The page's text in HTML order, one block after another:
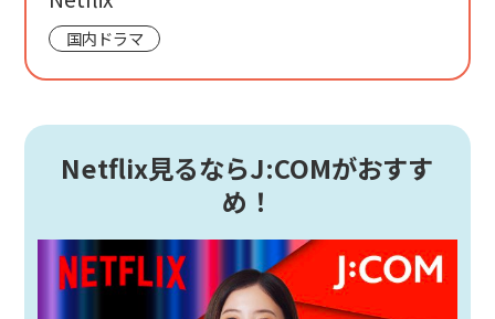
国内ドラマ
Netflix見るならJ:COMがおすす
め！